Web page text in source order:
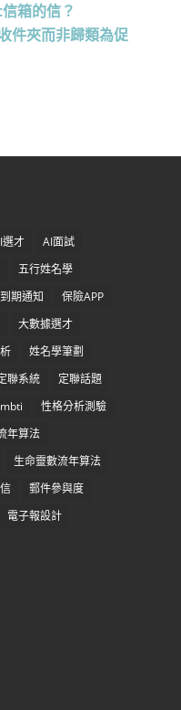
箱的信？
件夾而非歸類為促
選才
AI面試
五行姓名學
期通知
保險APP
大數據選才
姓名學筆劃
聯系統
定聯話題
性格分析測驗
年算法
生命靈數流年算法
郵件參與度
電子報設計